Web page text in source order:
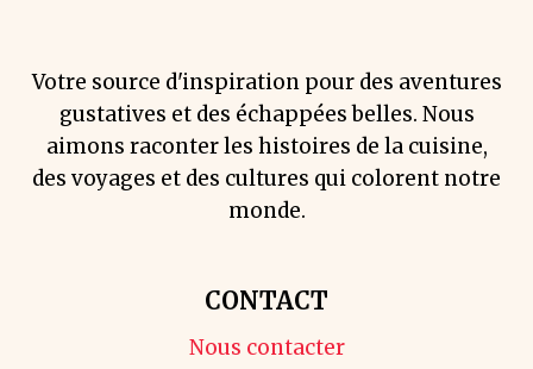
Votre source d'inspiration pour des aventures
gustatives et des échappées belles. Nous
aimons raconter les histoires de la cuisine,
des voyages et des cultures qui colorent notre
monde.
CONTACT
Nous contacter